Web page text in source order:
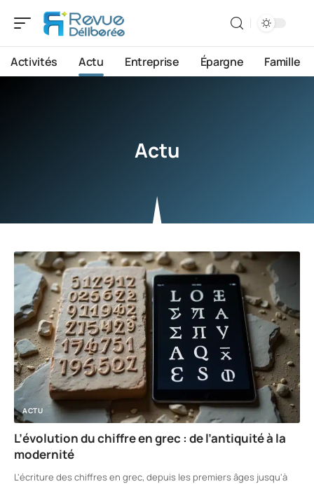
Activités Actu Entreprise Épargne Famille
Actu
ACTU
L’évolution du chiffre en grec : de l’antiquité à la
modernité
L'écriture des chiffres en grec, depuis les premiers âges jusqu'à